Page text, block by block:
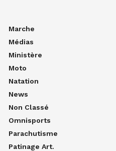
Marche
Médias
Ministère
Moto
Natation
News
Non Classé
Omnisports
Parachutisme
Patinage Art.